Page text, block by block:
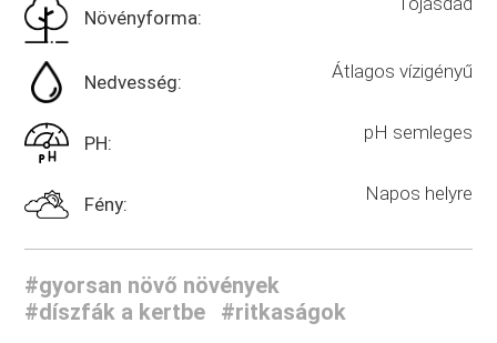
Növényforma:
Nedvesség: Átlagos vízigényű
PH: pH semleges
Fény: Napos helyre
#gyorsan növő növények
#díszfák a kertbe
#ritkaságok